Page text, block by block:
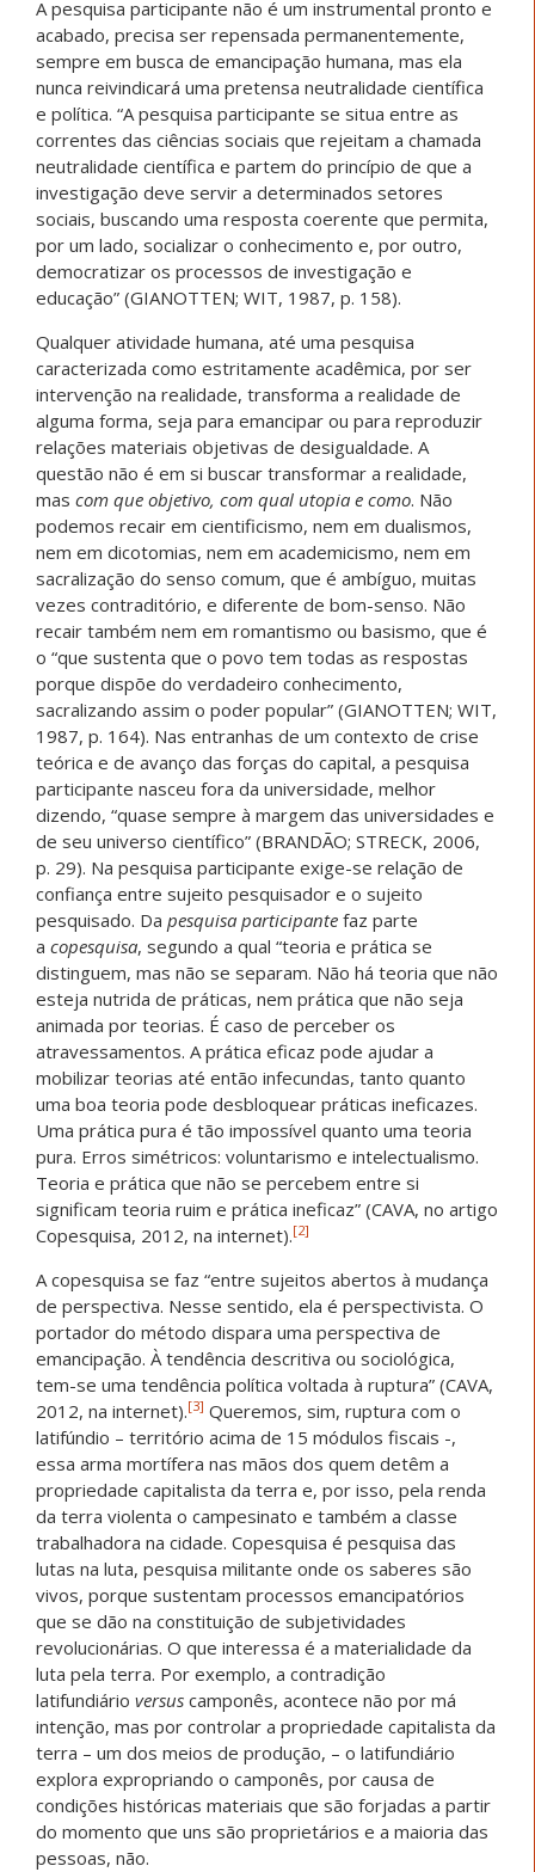
A pesquisa participante não é um instrumental pronto e
acabado, precisa ser repensada permanentemente,
sempre em busca de emancipação humana, mas ela
nunca reivindicará uma pretensa neutralidade científica
e política. “A pesquisa participante se situa entre as
correntes das ciências sociais que rejeitam a chamada
neutralidade científica e partem do princípio de que a
investigação deve servir a determinados setores
sociais, buscando uma resposta coerente que permita,
por um lado, socializar o conhecimento e, por outro,
democratizar os processos de investigação e
educação” (GIANOTTEN; WIT, 1987, p. 158).
Qualquer atividade humana, até uma pesquisa
caracterizada como estritamente acadêmica, por ser
intervenção na realidade, transforma a realidade de
alguma forma, seja para emancipar ou para reproduzir
relações materiais objetivas de desigualdade. A
questão não é em si buscar transformar a realidade,
mas com que objetivo, com qual utopia e como. Não
podemos recair em cientificismo, nem em dualismos,
nem em dicotomias, nem em academicismo, nem em
sacralização do senso comum, que é ambíguo, muitas
vezes contraditório, e diferente de bom-senso. Não
recair também nem em romantismo ou basismo, que é
o “que sustenta que o povo tem todas as respostas
porque dispõe do verdadeiro conhecimento,
sacralizando assim o poder popular” (GIANOTTEN; WIT,
1987, p. 164). Nas entranhas de um contexto de crise
teórica e de avanço das forças do capital, a pesquisa
participante nasceu fora da universidade, melhor
dizendo, “quase sempre à margem das universidades e
de seu universo científico” (BRANDÃO; STRECK, 2006,
p. 29). Na pesquisa participante exige-se relação de
confiança entre sujeito pesquisador e o sujeito
pesquisado. Da pesquisa participante faz parte
a copesquisa, segundo a qual “teoria e prática se
distinguem, mas não se separam. Não há teoria que não
esteja nutrida de práticas, nem prática que não seja
animada por teorias. É caso de perceber os
atravessamentos. A prática eficaz pode ajudar a
mobilizar teorias até então infecundas, tanto quanto
uma boa teoria pode desbloquear práticas ineficazes.
Uma prática pura é tão impossível quanto uma teoria
pura. Erros simétricos: voluntarismo e intelectualismo.
Teoria e prática que não se percebem entre si
significam teoria ruim e prática ineficaz” (CAVA, no artigo
Copesquisa, 2012, na internet).[2]
A copesquisa se faz “entre sujeitos abertos à mudança
de perspectiva. Nesse sentido, ela é perspectivista. O
portador do método dispara uma perspectiva de
emancipação. À tendência descritiva ou sociológica,
tem-se uma tendência política voltada à ruptura” (CAVA,
2012, na internet).[3] Queremos, sim, ruptura com o
latifúndio – território acima de 15 módulos fiscais -,
essa arma mortífera nas mãos dos quem detêm a
propriedade capitalista da terra e, por isso, pela renda
da terra violenta o campesinato e também a classe
trabalhadora na cidade. Copesquisa é pesquisa das
lutas na luta, pesquisa militante onde os saberes são
vivos, porque sustentam processos emancipatórios
que se dão na constituição de subjetividades
revolucionárias. O que interessa é a materialidade da
luta pela terra. Por exemplo, a contradição
latifundiário versus camponês, acontece não por má
intenção, mas por controlar a propriedade capitalista da
terra – um dos meios de produção, – o latifundiário
explora expropriando o camponês, por causa de
condições históricas materiais que são forjadas a partir
do momento que uns são proprietários e a maioria das
pessoas, não.